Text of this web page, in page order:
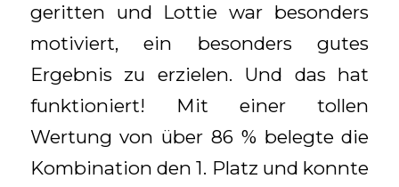
geritten und Lottie war besonders
motiviert, ein besonders gutes
Ergebnis zu erzielen. Und das hat
funktioniert! Mit einer tollen
Wertung von über 86 % belegte die
Kombination den 1. Platz und konnte